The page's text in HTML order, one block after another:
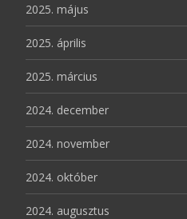
2025. május
2025. április
2025. március
2024. december
2024. november
2024. október
2024. augusztus